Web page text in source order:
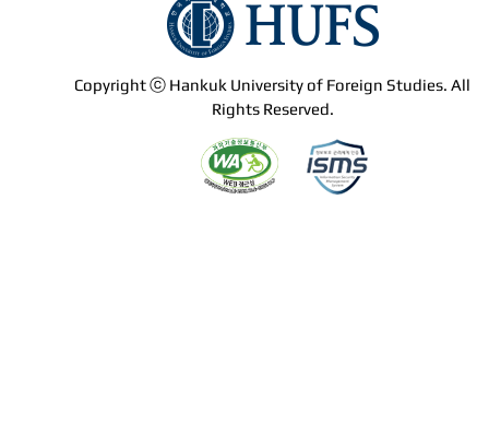
Copyright ⓒ Hankuk University of Foreign Studies. All
Rights Reserved.